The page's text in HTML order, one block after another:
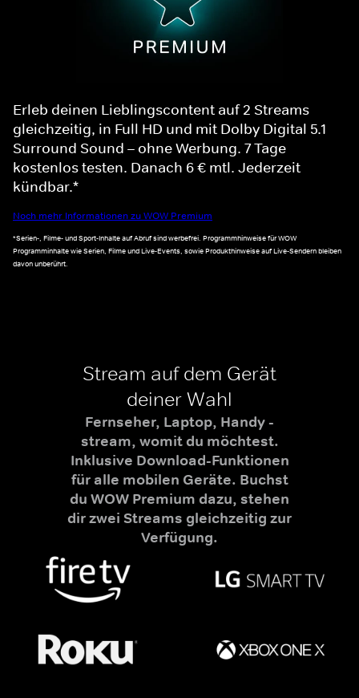
Erleb deinen Lieblingscontent auf 2 Streams
gleichzeitig, in Full HD und mit Dolby Digital 5.1
Surround Sound – ohne Werbung. 7 Tage
kostenlos testen. Danach 6 € mtl. Jederzeit
kündbar.*
Noch mehr Informationen zu WOW Premium
*Serien-, Filme- und Sport-Inhalte auf Abruf sind werbefrei. Programmhinweise für WOW
Programminhalte wie Serien, Filme und Live-Events, sowie Produkthinweise auf Live-Sendern bleiben
davon unberührt.
Stream auf dem Gerät
deiner Wahl
Fernseher, Laptop, Handy -
stream, womit du möchtest.
Inklusive Download-Funktionen
für alle mobilen Geräte. Buchst
du WOW Premium dazu, stehen
dir zwei Streams gleichzeitig zur
Verfügung.